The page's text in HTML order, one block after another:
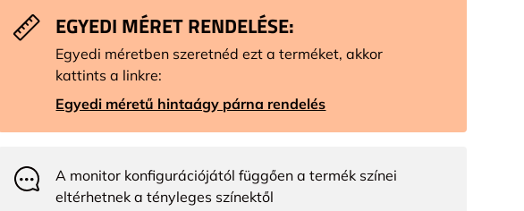
EGYEDI MÉRET RENDELÉSE:
Egyedi méretben szeretnéd ezt a terméket, akkor
kattints a linkre:
Egyedi méretű hintaágy párna rendelés
A monitor konfigurációjától függően a termék színei
eltérhetnek a tényleges színektől